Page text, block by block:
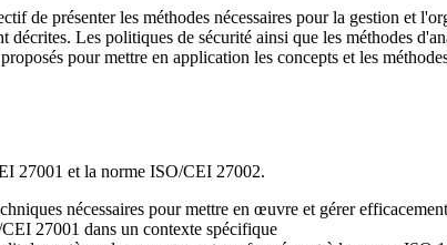
de présenter les méthodes nécessaires pour la gestion et
Les politiques de sécurité ainsi que les méthodes
pour mettre en application les concepts et les
27001 et la norme ISO/CEI 27002.
nécessaires pour mettre en œuvre et gérer
27001 dans un contexte spécifique